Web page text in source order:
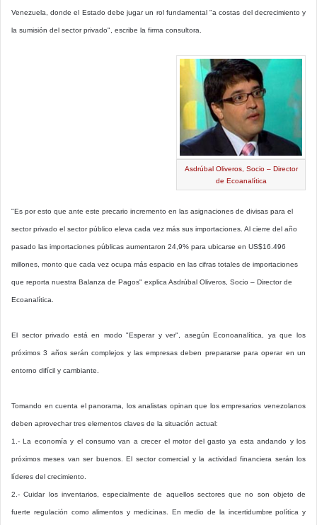
Venezuela, donde el Estado debe jugar un rol fundamental "a costas del decrecimiento y
la sumisión del sector privado", escribe la firma consultora.
Asdrúbal Oliveros, Socio – Director
de Ecoanalítica
"Es por esto que ante este precario incremento en las asignaciones de divisas para el
sector privado el sector público eleva cada vez más sus importaciones. Al cierre del año
pasado las importaciones públicas aumentaron 24,9% para ubicarse en US$16.496
millones, monto que cada vez ocupa más espacio en las cifras totales de importaciones
que reporta nuestra Balanza de Pagos" explica Asdrúbal Oliveros, Socio – Director de
Ecoanalítica.
El sector privado está en modo "Esperar y ver", asegún Econoanalítica, ya que los
próximos 3 años serán complejos y las empresas deben prepararse para operar en un
entorno difícil y cambiante.
Tomando en cuenta el panorama, los analistas opinan que los empresarios venezolanos
deben aprovechar tres elementos claves de la situación actual:
1.- La economía y el consumo van a crecer el motor del gasto ya esta andando y los
próximos meses van ser buenos. El sector comercial y la actividad financiera serán los
líderes del crecimiento.
2.- Cuidar los inventarios, especialmente de aquellos sectores que no son objeto de
fuerte regulación como alimentos y medicinas. En medio de la incertidumbre política y